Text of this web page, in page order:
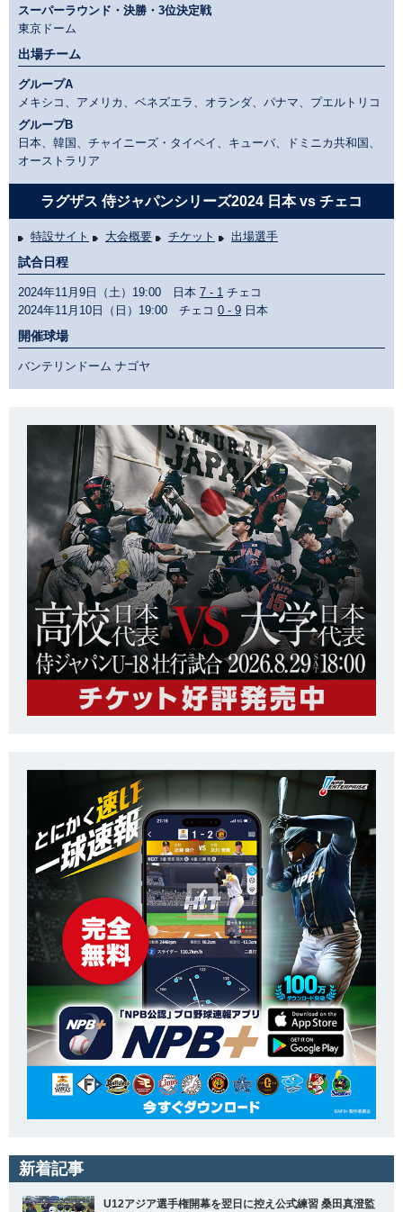
スーパーラウンド・決勝・3位決定戦
東京ドーム
出場チーム
グループA
メキシコ、アメリカ、ベネズエラ、オランダ、パナマ、プエルトリコ
グループB
日本、韓国、チャイニーズ・タイペイ、キューバ、ドミニカ共和国、
オーストラリア
ラグザス 侍ジャパンシリーズ2024 日本 vs チェコ
特設サイト 大会概要 チケット 出場選手
試合日程
2024年11月9日（土）19:00 日本 7 - 1 チェコ
2024年11月10日（日）19:00 チェコ 0 - 9 日本
開催球場
バンテリンドーム ナゴヤ
新着記事
U12アジア選手権開幕を翌日に控え公式練習 桑田真澄監